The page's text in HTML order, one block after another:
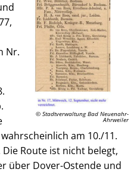
© Stadtverwaltung Bad Neuenahr-
Ahrweiler
Nr.
am 10./11.
Route ist nicht belegt,
über Dover-Ostende und